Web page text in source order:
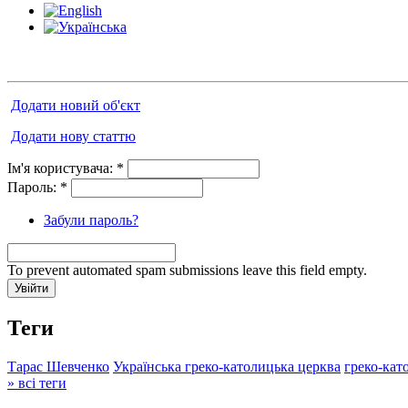
Додати новий об'єкт
Додати нову статтю
Ім'я користувача: *
Пароль: *
Забули пароль?
To prevent automated spam submissions leave this field empty.
Теги
Тарас Шевченко Українська греко-католицька церква греко-
» всі теги